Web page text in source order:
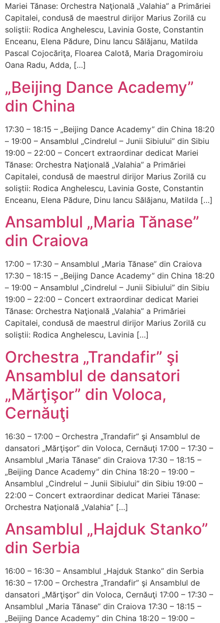
Mariei Tănase: Orchestra Naţională „Valahia” a Primăriei
Capitalei, condusă de maestrul dirijor Marius Zorilă cu
soliştii: Rodica Anghelescu, Lavinia Goste, Constantin
Enceanu, Elena Pădure, Dinu Iancu Sălăjanu, Matilda
Pascal Cojocăriţa, Floarea Calotă, Maria Dragomiroiu
Oana Radu, Adda, […]
„Beijing Dance Academy”
din China
17:30 – 18:15 – „Beijing Dance Academy” din China 18:20
– 19:00 – Ansamblul „Cindrelul – Junii Sibiului” din Sibiu
19:00 – 22:00 – Concert extraordinar dedicat Mariei
Tănase: Orchestra Naţională „Valahia” a Primăriei
Capitalei, condusă de maestrul dirijor Marius Zorilă cu
soliştii: Rodica Anghelescu, Lavinia Goste, Constantin
Enceanu, Elena Pădure, Dinu Iancu Sălăjanu, Matilda […]
Ansamblul „Maria Tănase”
din Craiova
17:00 – 17:30 – Ansamblul „Maria Tănase” din Craiova
17:30 – 18:15 – „Beijing Dance Academy” din China 18:20
– 19:00 – Ansamblul „Cindrelul – Junii Sibiului” din Sibiu
19:00 – 22:00 – Concert extraordinar dedicat Mariei
Tănase: Orchestra Naţională „Valahia” a Primăriei
Capitalei, condusă de maestrul dirijor Marius Zorilă cu
soliştii: Rodica Anghelescu, Lavinia […]
Orchestra „Trandafir” şi
Ansamblul de dansatori
„Mărţişor” din Voloca,
Cernăuţi
16:30 – 17:00 – Orchestra „Trandafir” şi Ansamblul de
dansatori „Mărţişor” din Voloca, Cernăuţi 17:00 – 17:30 –
Ansamblul „Maria Tănase” din Craiova 17:30 – 18:15 –
„Beijing Dance Academy” din China 18:20 – 19:00 –
Ansamblul „Cindrelul – Junii Sibiului” din Sibiu 19:00 –
22:00 – Concert extraordinar dedicat Mariei Tănase:
Orchestra Naţională „Valahia” […]
Ansamblul „Hajduk Stanko”
din Serbia
16:00 – 16:30 – Ansamblul „Hajduk Stanko” din Serbia
16:30 – 17:00 – Orchestra „Trandafir” şi Ansamblul de
dansatori „Mărţişor” din Voloca, Cernăuţi 17:00 – 17:30 –
Ansamblul „Maria Tănase” din Craiova 17:30 – 18:15 –
„Beijing Dance Academy” din China 18:20 – 19:00 –